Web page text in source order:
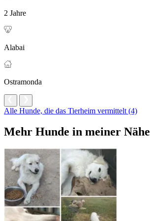
2 Jahre
Alabai
Ostramonda
Alle Hunde, die das Tierheim vermittelt (4)
Mehr Hunde in meiner Nähe